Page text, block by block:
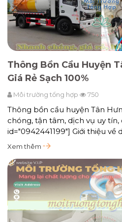
Thông Bồn Cầu Huyện
Giá Rẻ Sạch 100%
Môi trường tổng hợp 750
Thông bồn cầu huyện Tân
chóng, tận tâm, dịch vụ uy
id="0942441199"] Giới thiệu về
Xem thêm